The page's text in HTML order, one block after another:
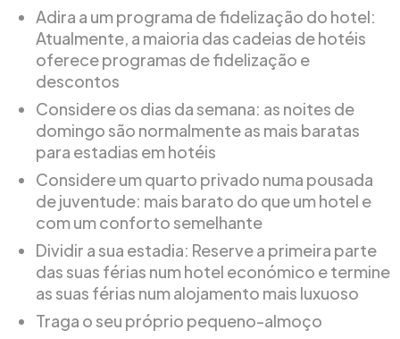
Adira a um programa de fidelização do hotel:
Atualmente, a maioria das cadeias de hotéis
oferece programas de fidelização e
descontos
Considere os dias da semana: as noites de
domingo são normalmente as mais baratas
para estadias em hotéis
Considere um quarto privado numa pousada
de juventude: mais barato do que um hotel e
com um conforto semelhante
Dividir a sua estadia: Reserve a primeira parte
das suas férias num hotel económico e termine
as suas férias num alojamento mais luxuoso
Traga o seu próprio pequeno-almoço